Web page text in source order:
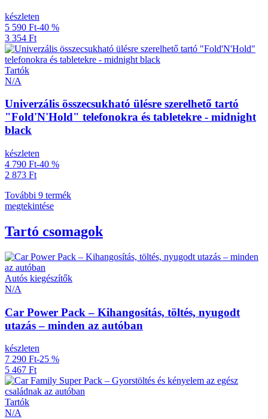
készleten
5 590 Ft-40 %
3 354 Ft
Tartók
N/A
Univerzális összecsukható ülésre szerelhető tartó
"Fold'N'Hold" telefonokra és tabletekre - midnight
black
készleten
4 790 Ft-40 %
2 873 Ft
További 9 termék
megtekintése
Tartó csomagok
Autós kiegészítők
N/A
Car Power Pack – Kihangosítás, töltés, nyugodt
utazás – minden az autóban
készleten
7 290 Ft-25 %
5 467 Ft
Tartók
N/A